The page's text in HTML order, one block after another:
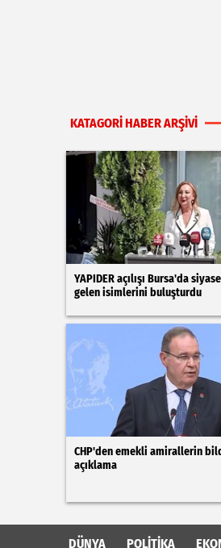
KATAGORİ HABER ARŞİVİ
YAPIDER açılışı Bursa'da
gelen isimlerini buluşturdu
CHP'den emekli amirallerin
açıklama
DÜNYA POLİTİKA